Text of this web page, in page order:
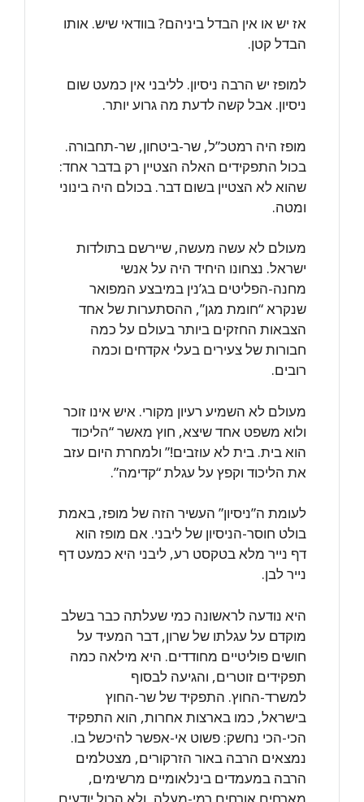
אז יש או אין הבדל ביניהם? בוודאי שיש. אותו
הבדל קטן.
למופז יש הרבה ניסיון. לליבני אין כמעט שום
ניסיון. אבל קשה לדעת מה גרוע יותר.
מופז היה רמטכ”ל, שר-ביטחון, שר-תחבורה.
בכול התפקידים האלה הצטיין רק בדבר אחד:
שהוא לא הצטיין בשום דבר. בכולם היה בינוני
ומטה.
מעולם לא עשה מעשה, שיירשם בתולדות
ישראל. נצחונו היחיד היה על אנשי
מחנה-הפליטים בג’נין במיבצע המפואר
שנקרא “חומת מגן”, ההסתערות של אחד
הצבאות החזקים ביותר בעולם על כמה
חבורות של צעירים בעלי אקדחים וכמה
רובים.
מעולם לא השמיע רעיון מקורי. איש אינו זוכר
ולוא משפט אחד שיצא, חוץ מאשר “הליכוד
הוא בית. בית לא עוזבים!” ולמחרת היום עזב
את הליכוד וקפץ על עגלת “קדימה”.
לעומת ה”ניסיון” העשיר הזה של מופז, באמת
בולט חוסר-הניסיון של ליבני. אם מופז הוא
דף נייר מלא בטקסט רע, ליבני היא כמעט דף
נייר לבן.
היא נודעה לראשונה כמי שעלתה כבר בשלב
מוקדם על עגלתו של שרון, דבר המעיד על
חושים פוליטיים מחודדים. היא מילאה כמה
תפקידים זוטרים, והגיעה לבסוף
למשרד-החוץ. התפקיד של שר-החוץ
בישראל, כמו בארצות אחרות, הוא התפקיד
הכי-הכי נחשק: פשוט אי-אפשר להיכשל בו.
נמצאים הרבה באור הזרקורים, מצטלמים
הרבה במעמדים בינלאומיים מרשימים,
מארחים אורחים רמי-מעלה, ולא הכול יודעים